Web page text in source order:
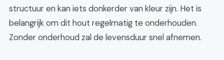
structuur en kan iets donkerder van kleur zijn. Het is
belangrijk om dit hout regelmatig te onderhouden.
Zonder onderhoud zal de levensduur snel afnemen.